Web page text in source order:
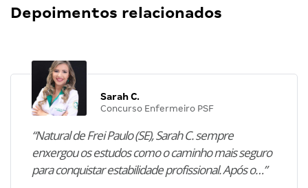
Depoimentos relacionados
Sarah C.
Concurso Enfermeiro PSF
“Natural de Frei Paulo (SE), Sarah C. sempre
enxergou os estudos como o caminho mais seguro
para conquistar estabilidade profissional. Após o…”